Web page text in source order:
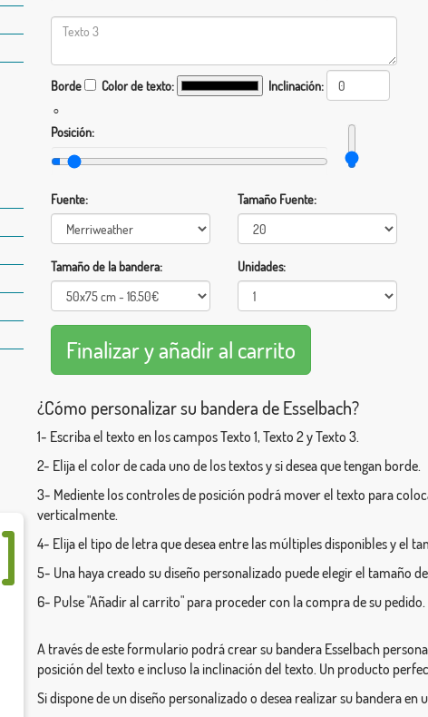
Borde Color de texto:
Inclinación:
°
Posición:
Fuente: Tamaño Fuente:
Tamaño de la bandera: Unidades:
¿Cómo personalizar su bandera de Esselbach?
1- Escriba el texto en los campos Texto 1, Texto 2 y Texto 3.
2- Elija el color de cada uno de los textos y si desea que tengan borde.
3- Mediente los controles de posición podrá mover el texto para
verticalmente.
4- Elija el tipo de letra que desea entre las múltiples disponibles y el
5- Una haya creado su diseño personalizado puede elegir el tamaño
6- Pulse "Añadir al carrito" para proceder con la compra de su pedido.
A través de este formulario podrá crear su bandera Esselbach
posición del texto e incluso la inclinación del texto. Un producto
Si dispone de un diseño personalizado o desea realizar su bandera en